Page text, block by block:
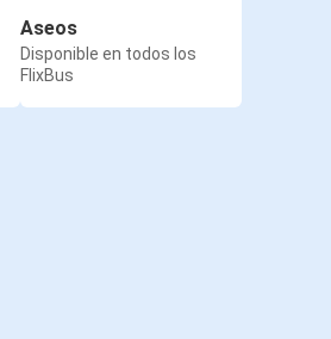
Aseos
Disponible en todos los
FlixBus